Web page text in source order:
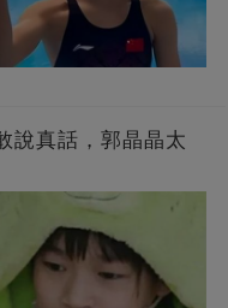
說真話，郭晶晶太